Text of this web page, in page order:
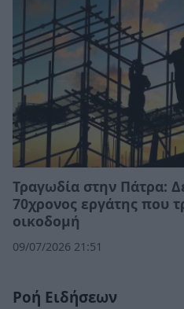
Τραγωδία στην Πάτρα:
70χρονος εργάτης που
οικοδομή
09/07/2026 21:51
Ροή Ειδήσεων